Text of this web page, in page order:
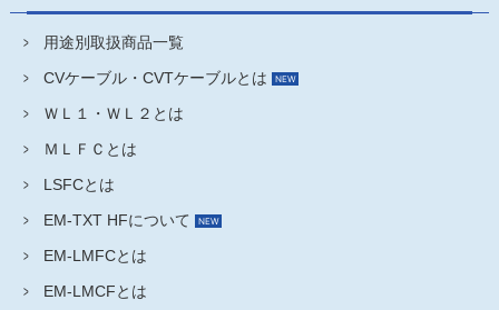
用途別取扱商品一覧
CVケーブル・CVTケーブルとは
ＷＬ１・ＷＬ２とは
ＭＬＦＣとは
LSFCとは
EM-TXT HFについて
EM-LMFCとは
EM-LMCFとは